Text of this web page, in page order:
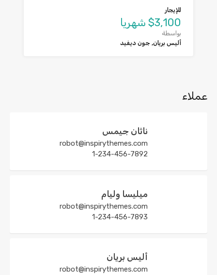
للإيجار
$3,100 شهريا
بواسطة
أليس بريان, جون ديفيد
عملاء
ناثان جيمس
robot@inspirythemes.com
1-234-456-7892
ميليسا وليام
robot@inspirythemes.com
1-234-456-7893
أليس بريان
robot@inspirythemes.com